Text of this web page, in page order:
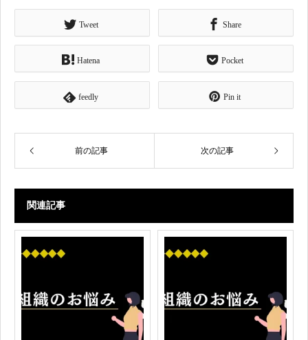
Tweet Share
Hatena Pocket
feedly Pin it
前の記事 次の記事
関連記事